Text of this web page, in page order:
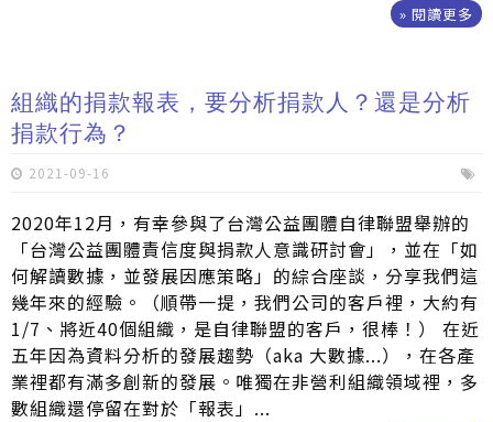
» 閱讀更多
組織的捐款報表，要分析捐款人？還是分析
捐款行為？
2021-09-16
2020年12月，有幸參與了台灣公益團體自律聯盟舉辦的
「台灣公益團體責信度與捐款人意識研討會」，並在「如
何解讀數據，並發展因應策略」的綜合座談，分享我們這
幾年來的經驗。（順帶一提，我們公司的客戶裡，大約有
1/7、將近40個組織，是自律聯盟的客戶，很棒！） 在近
五年因為資料分析的發展趨勢（aka 大數據...），在各產
業裡都有滿多創新的發展。唯獨在非營利組織領域裡，多
數組織還停留在對於「報表」...